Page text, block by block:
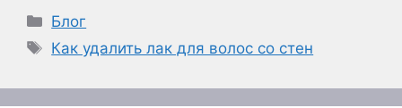
Рубрики
Блог
Метки
Как удалить лак для волос со стен